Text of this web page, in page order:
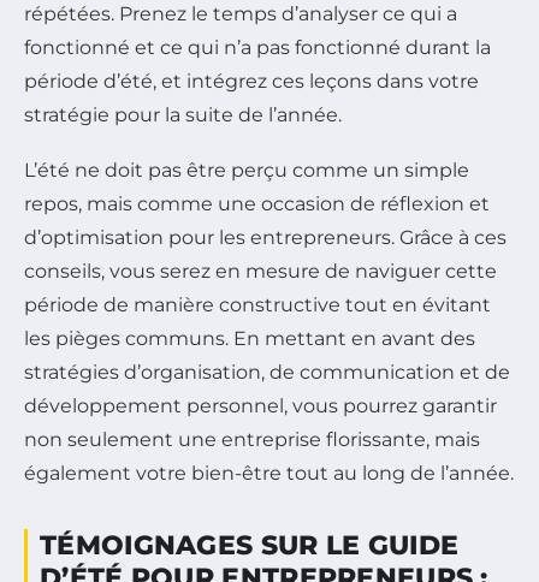
répétées. Prenez le temps d’analyser ce qui a
fonctionné et ce qui n’a pas fonctionné durant la
période d’été, et intégrez ces leçons dans votre
stratégie pour la suite de l’année.
L’été ne doit pas être perçu comme un simple
repos, mais comme une occasion de réflexion et
d’optimisation pour les entrepreneurs. Grâce à ces
conseils, vous serez en mesure de naviguer cette
période de manière constructive tout en évitant
les pièges communs. En mettant en avant des
stratégies d’organisation, de communication et de
développement personnel, vous pourrez garantir
non seulement une entreprise florissante, mais
également votre bien-être tout au long de l’année.
TÉMOIGNAGES SUR LE GUIDE